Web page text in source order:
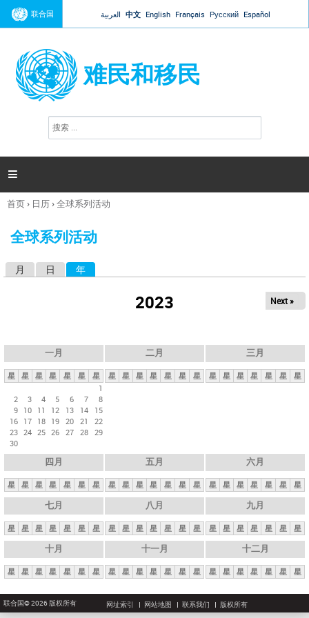
Jump to navigation
联合国 العربية 中文 English Français Русский Español
难民和移民
搜
索

你
这
首页› 日历›全球系列活动
全球系列活动
月 日 年
2023 Next »
一月
星 星 星 星 星 星
星
1
2
3 4 5 6 7
8
9 10 11 12 13 14
15
16 17 18 19 20 21
22
23 24 25 26 27 28 29
30
二月
星 星 星 星 星 星 星
三月
星 星 星 星 星 星 星
四月
星 星 星 星 星 星 星
五月
星 星 星 星 星 星 星
六月
星 星 星 星 星 星 星
七月
星 星 星 星 星 星 星
八月
星 星 星 星 星 星 星
九月
星 星 星 星 星 星 星
十月
星 星 星 星 星 星 星
十一月
星 星 星 星 星 星 星
十二月
星 星 星 星 星 星 星
联合国© 2026 版权所有 网址索引 网站地图 联系我们 版权所有